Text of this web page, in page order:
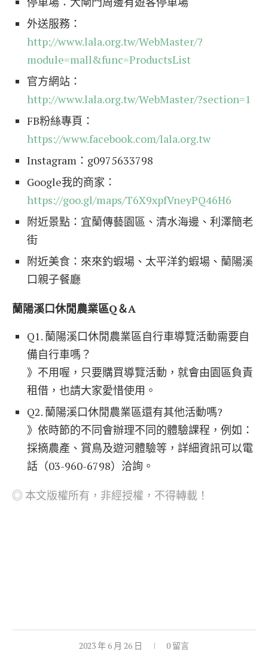
外送服務：
http://www.lala.org.tw/WebMaster/?
module=mall&func=ProductsList
官方網站：
http://www.lala.org.tw/WebMaster/?section=1
FB粉絲專頁：
https://www.facebook.com/lala.org.tw
Instagram：g0975633798
Google我的商家：
https://goo.gl/maps/T6X9xpfVneyPQ46H6
附近景點：宜蘭傳藝園區、清水海邊、利澤簡老
街
附近美食：來來釣蝦場、太平洋釣蝦場、蘭陽溪
口親子餐廳
蘭陽溪口休閒農業區Q＆A
Q1. 蘭陽溪口休閒農業區自行車導覽活動需要自
備自行車嗎？
》不用喔，只要購買導覽活動，就會由園區負責
租借，也請大家愛惜使用。
Q2. 蘭陽溪口休閒農業區還有其他活動嗎?
》依時節的不同會辦理不同的體驗課程，例如：
採摘農產、賞鳥及遊河體驗等，詳細資訊可以電
話（03-960-6798）洽詢。
◎ 本文版權所有，非經授權，不得轉載！
2023 年 6 月 26 日 0 留言